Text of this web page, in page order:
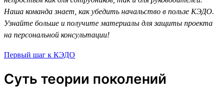
Наша команда знает, как убедить начальство в пользе КЭДО.
Узнайте больше и получите материалы для защиты проекта
на персональной консультации!
Первый шаг к КЭДО
Суть теории поколений